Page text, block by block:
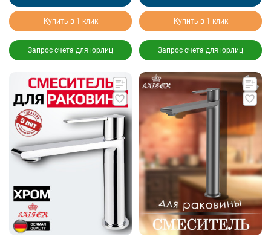
Купить в 1 клик
Запрос счета для юрлиц
Купить в 1 клик
Запрос счета для юрлиц